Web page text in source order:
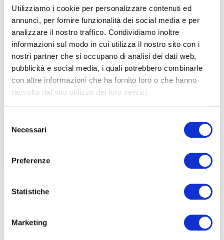
Utilizziamo i cookie per personalizzare contenuti ed
annunci, per fornire funzionalità dei social media e per
analizzare il nostro traffico. Condividiamo inoltre
informazioni sul modo in cui utilizza il nostro sito con i
nostri partner che si occupano di analisi dei dati web,
pubblicità e social media, i quali potrebbero combinarle
con altre informazioni che ha fornito loro o che hanno
raccolto dal suo utilizzo dei loro servizi.
delNecessari
Preferenze
Statistiche
Marketing
Per me una regola fondamentale dell’andare per sentieri, a
prescindere dal mezzo utilizzato, è il rispetto. Rispetto verso gli
altri, verso se stessi e verso la montagna. Ognuno dovrebbe
cercare di lasciare i luoghi esattamente come li ha trovati. Un’altra
regola per chi va in montagna, a prescindere se in bici o a piedi, è
quella della conoscenza, dell’essere informati. Bisogna essere
consapevoli di ciò che si sta andando a fare».